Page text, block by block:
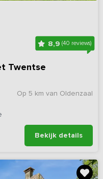
8,9 (40 reviews)
Twentse
Op 5 km van Oldenzaal
Bekijk details